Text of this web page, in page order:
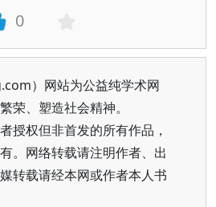
0
）网站为公益纯学术网
荣、塑造社会精神。
授权但非首发的所有作品，
。网络转载请注明作者、出
转载请经本网或作者本人书